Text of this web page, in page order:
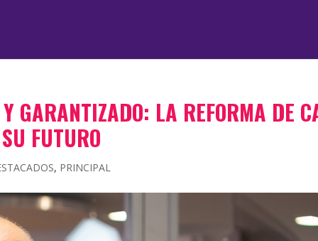
GARANTIZADO: LA REFORMA DE
FUTURO
, PRINCIPAL